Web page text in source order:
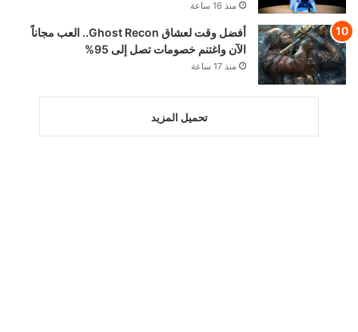
منذ 16 ساعة
أفضل وقت لعشاق Ghost Recon.. العب مجاناً
الآن واغتنم خصومات تصل إلى 95%
منذ 17 ساعة
تحميل المزيد